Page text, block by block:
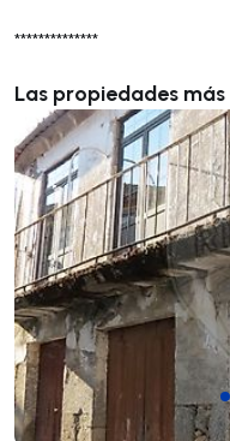
**************
Las propiedades